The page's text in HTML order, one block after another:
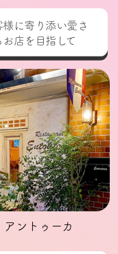
アントゥーカ
様に寄り添い愛さ
お店を目指して